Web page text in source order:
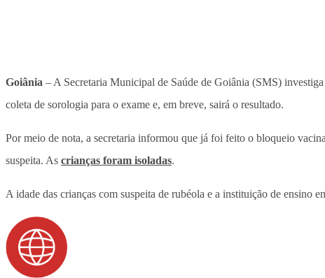
Goiânia – A Secretaria Municipal de Saúde de Goiânia (SMS)
coleta de sorologia para o exame e, em breve, sairá o resultado.
Por meio de nota, a secretaria informou que já foi feito o bloqueio
suspeita. As crianças foram isoladas.
A idade das crianças com suspeita de rubéola e a instituição de ensino